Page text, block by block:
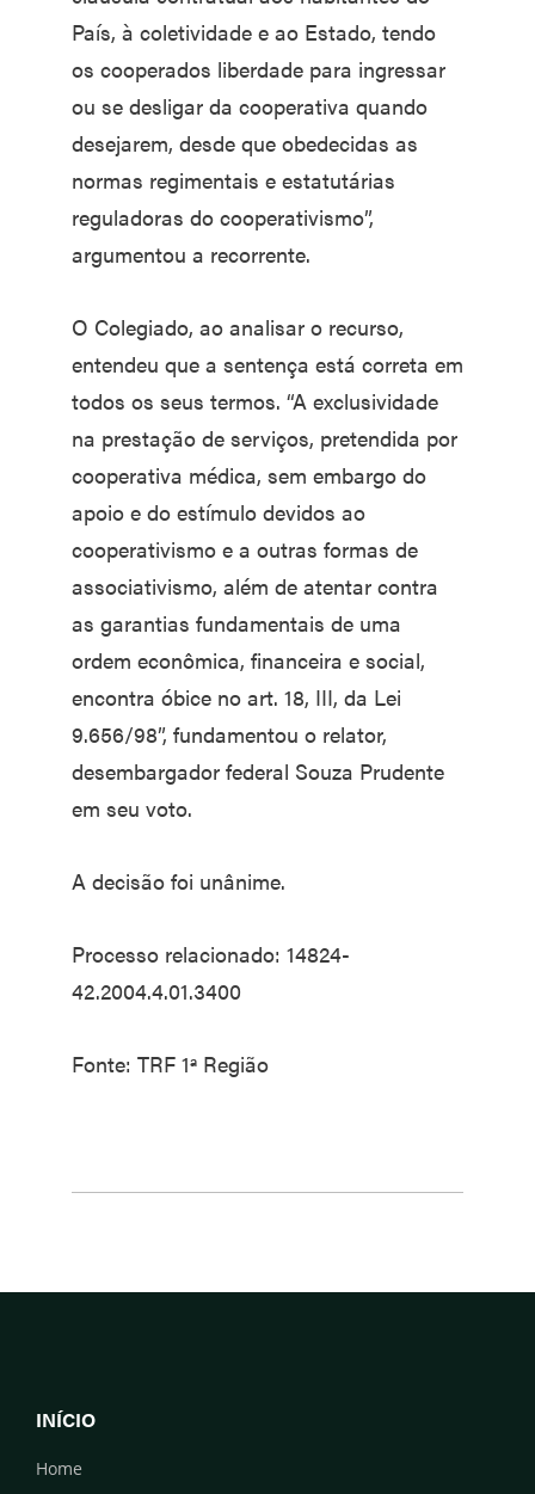
País, à coletividade e ao Estado, tendo
os cooperados liberdade para ingressar
ou se desligar da cooperativa quando
desejarem, desde que obedecidas as
normas regimentais e estatutárias
reguladoras do cooperativismo”,
argumentou a recorrente.
O Colegiado, ao analisar o recurso,
entendeu que a sentença está correta em
todos os seus termos. “A exclusividade
na prestação de serviços, pretendida por
cooperativa médica, sem embargo do
apoio e do estímulo devidos ao
cooperativismo e a outras formas de
associativismo, além de atentar contra
as garantias fundamentais de uma
ordem econômica, financeira e social,
encontra óbice no art. 18, III, da Lei
9.656/98”, fundamentou o relator,
desembargador federal Souza Prudente
em seu voto.
A decisão foi unânime.
Processo relacionado: 14824-
42.2004.4.01.3400
Fonte: TRF 1ª Região
INÍCIO
Home